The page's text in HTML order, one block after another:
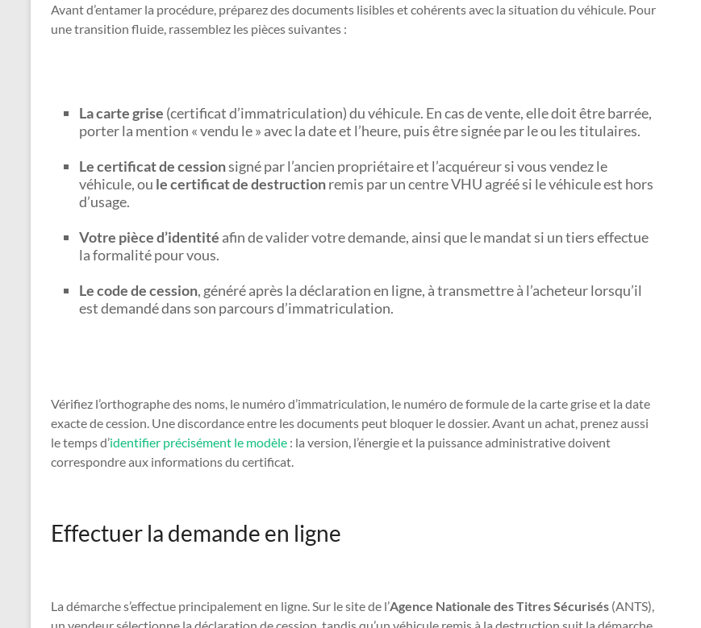
Avant d’entamer la procédure, préparez des documents lisibles et cohérents avec la situation du véhicule. Pour
une transition fluide, rassemblez les pièces suivantes :
La carte grise (certificat d’immatriculation) du véhicule. En cas de vente, elle doit être barrée,
porter la mention « vendu le » avec la date et l’heure, puis être signée par le ou les titulaires.
Le certificat de cessionsigné par l’ancien propriétaire et l’acquéreur si vous vendez le
véhicule, ou le certificat de destructionremis par un centre VHU agréé si le véhicule est hors
d’usage.
Votre pièce d’identité afin de valider votre demande, ainsi que le mandat si un tiers effectue
la formalité pour vous.
Le code de cession, généré après la déclaration en ligne, à transmettre à l’acheteur lorsqu’il
est demandé dans son parcours d’immatriculation.
Vérifiez l’orthographe des noms, le numéro d’immatriculation, le numéro de formule de la carte grise et la date
exacte de cession. Une discordance entre les documents peut bloquer le dossier. Avant un achat, prenez aussi
le temps d’identifier précisément le modèle : la version, l’énergie et la puissance administrative doivent
correspondre aux informations du certificat.
Effectuer la demande en ligne
La démarche s’effectue principalement en ligne. Sur le site de l’Agence Nationale des Titres Sécurisés (ANTS),